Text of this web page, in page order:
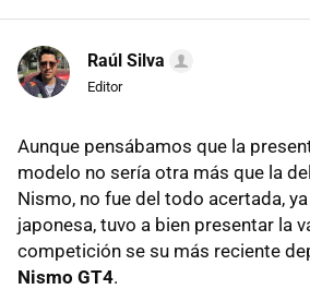
Raúl Silva
Editor
Aunque pensábamos que la
modelo no sería otra más que la
Nismo, no fue del todo acertada,
japonesa, tuvo a bien presentar la
competición se su más reciente
Nismo GT4.